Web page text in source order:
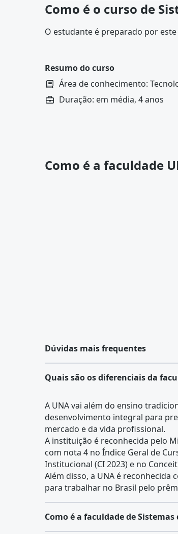
Como é o curso de
O estudante é preparado por
nos mais diversos ramos de
disso, o curso trabalha o lado
sua própria empresa na área de
Resumo do curso
Área de conhecimento:
Duração: em média, 4 anos
Como é a faculdade
Dúvidas mais frequentes
Quais são os diferenciais da
A UNA vai além do ensino
desenvolvimento integral para
mercado e da vida profissional.
A instituição é reconhecida pelo
com nota 4 no Índice Geral de
Institucional (CI 2023) e no
Além disso, a UNA é reconhecida
para trabalhar no Brasil pelo
Como é a faculdade de